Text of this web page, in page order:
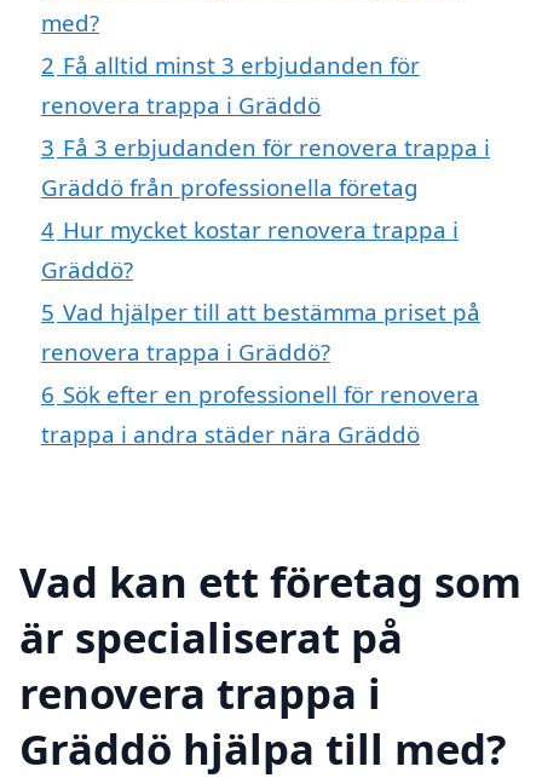
med?
2 Få alltid minst 3 erbjudanden för
renovera trappa i Gräddö
3 Få 3 erbjudanden för renovera trappa i
Gräddö från professionella företag
4 Hur mycket kostar renovera trappa i
Gräddö?
5 Vad hjälper till att bestämma priset på
renovera trappa i Gräddö?
6 Sök efter en professionell för renovera
trappa i andra städer nära Gräddö
Vad kan ett företag som
är specialiserat på
renovera trappa i
Gräddö hjälpa till med?